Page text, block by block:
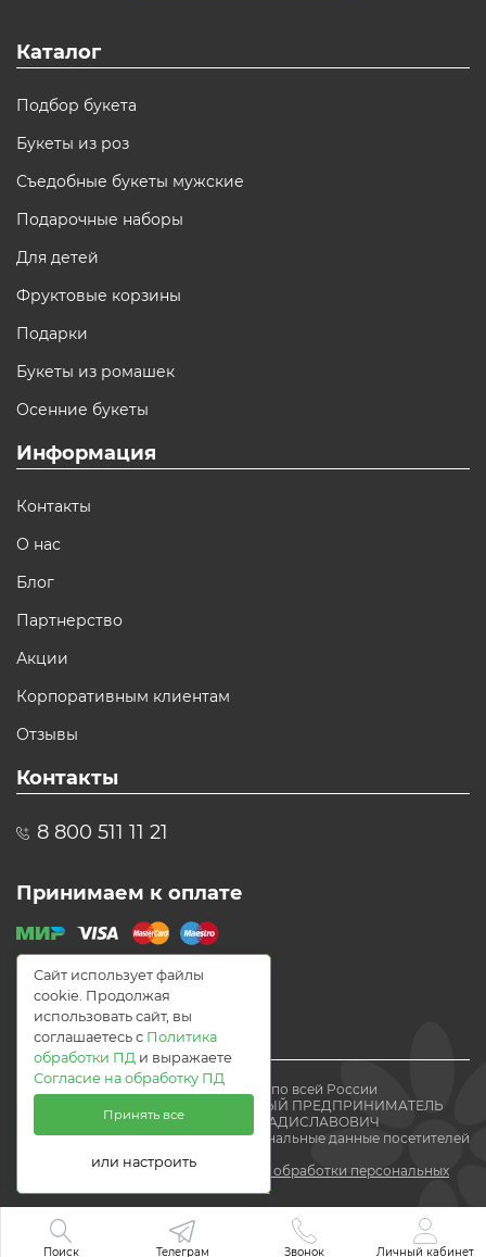
Поиск Телеграм Звонок Личный кабинет
Каталог
Подбор букета
Букеты из роз
Съедобные букеты мужские
Подарочные наборы
Для детей
Фруктовые корзины
Подарки
Букеты из ромашек
Осенние букеты
Информация
Контакты
О нас
Блог
Партнерство
Акции
Корпоративным клиентам
Отзывы
Контакты
8 800 511 11 21
Принимаем к оплате
© 2021 Доставка цветов по всей России
Flomania24.ru ИНДИВИДУАЛЬНЫЙ ПРЕДПРИНИМАТЕЛЬ
ВОЛЕВАЧ ЕВГЕНИЙ ВЛАДИСЛАВОВИЧ
Мы получаем и обрабатываем персональные данные посетителей
сайта в соответствии сполитикой обработки персональных
данных.
Сайт использует файлы
cookie. Продолжая
использовать сайт, вы
соглашаетесь с Политика
обработки ПД и выражаете
Согласие на обработку ПД
Принять все
или настроить